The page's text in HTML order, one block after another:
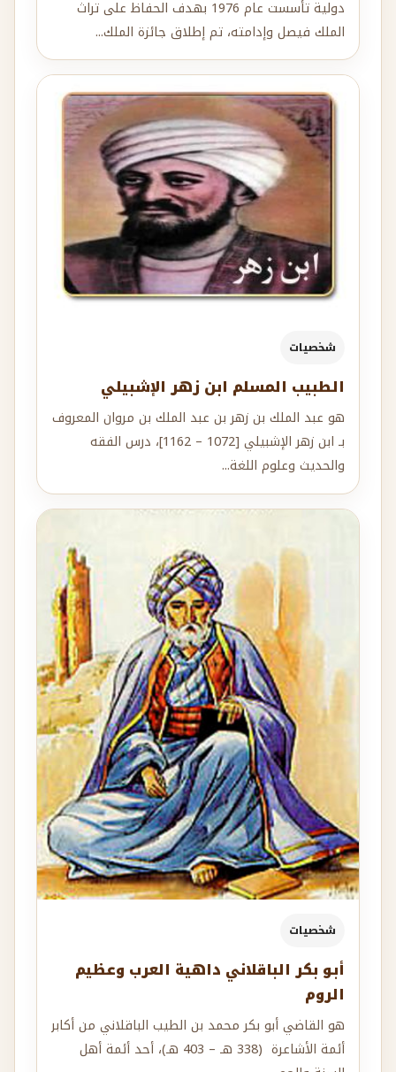
دولية تأسست عام 1976 بهدف الحفاظ على تراث
الملك فيصل وإدامته، تم إطلاق جائزة الملك...
شخصيات
الطبيب المسلم ابن زهر الإشبيلي
هو عبد الملك بن زهر بن عبد الملك بن مروان المعروف
بـ ابن زهر الإشبيلي [1072 – 1162]، درس الفقه
والحديث وعلوم اللغة...
شخصيات
أبو بكر الباقلاني داهية العرب وعظيم
الروم
هو القاضي أبو بكر محمد بن الطيب الباقلاني من أكابر
أئمة الأشاعرة (338 هـ – 403 هـ)، أحد أئمة أهل